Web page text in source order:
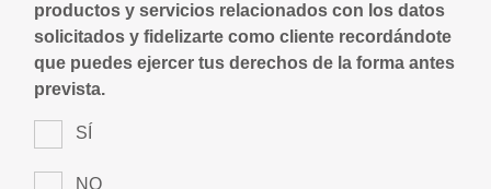
productos y servicios relacionados con los datos
solicitados y fidelizarte como cliente recordándote
que puedes ejercer tus derechos de la forma antes
prevista.
SÍ
NO